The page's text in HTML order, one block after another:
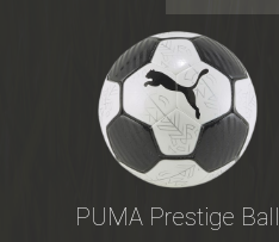
PUMA Prestige Ball